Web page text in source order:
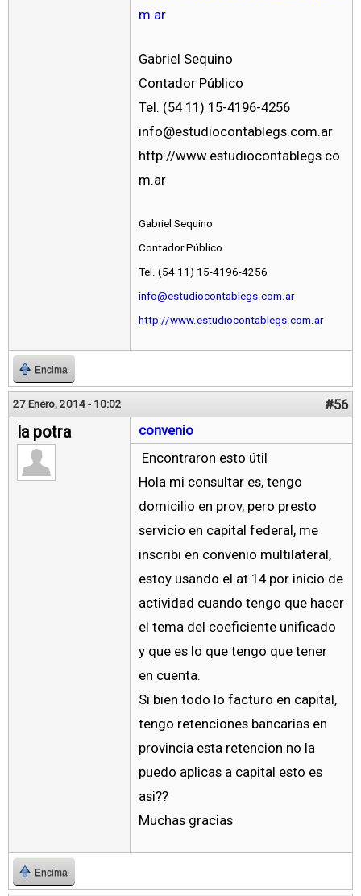
m.ar
Gabriel Sequino
Contador Público
Tel. (54 11) 15-4196-4256
info@estudiocontablegs.com.ar
http://www.estudiocontablegs.co
m.ar
Gabriel Sequino
Contador Público
Tel. (54 11) 15-4196-4256
info@estudiocontablegs.com.ar
http://www.estudiocontablegs.com.ar
Encima
27 Enero, 2014 - 10:02 #56
la potra
convenio
Encontraron esto útil
Hola mi consultar es, tengo
domicilio en prov, pero presto
servicio en capital federal, me
inscribi en convenio multilateral,
estoy usando el at 14 por inicio de
actividad cuando tengo que hacer
el tema del coeficiente unificado
y que es lo que tengo que tener
en cuenta.
Si bien todo lo facturo en capital,
tengo retenciones bancarias en
provincia esta retencion no la
puedo aplicas a capital esto es
asi??
Muchas gracias
Encima